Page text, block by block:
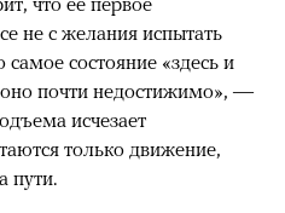
не с желания испытать
самое состояние «здесь и
почти недостижимо», —
исчезает
только движение,
пути.